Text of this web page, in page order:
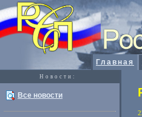
Главная
Новости:
Все новости